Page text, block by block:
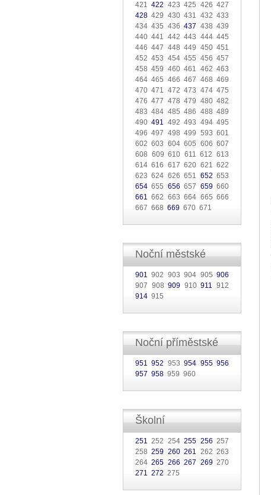
421422 423 425 426 427
428 429 430 431 432 433
434 435 436437 438 439
440 441 442 443 444 445
446 447 448 449 450 451
452 453 454 455 456 457
458 459 460 461 462 463
464 465 466 467 468 469
470 471 472 473 474 475
476 477 478 479 480 482
483 484 485 486 488 489
490491 492 493 494 495
496 497 498 499 593 601
602 603 604 605 606 607
608 609 610 611 612 613
614 616 617 620 621 622
623 624 626 651 652 653
654 655 656 657 659660
661 662 663 664 665 666
667 668 669 670 671
Noční městské
901 902 903 904 905 906
907 908909 910911 912
914 915
Noční příměstské
951 952 953954 955 956
957 958 959 960
Školní
251 252 254255 256 257
258259 260 261 262 263
264265 266 267 269270
271 272 275